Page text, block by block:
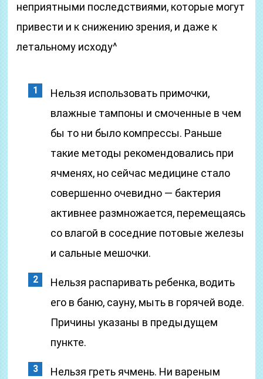
неприятными последствиями, которые могут
привести и к снижению зрения, и даже к
летальному исходу^
Нельзя использовать примочки,
влажные тампоны и смоченные в чем
бы то ни было компрессы. Раньше
такие методы рекомендовались при
ячменях, но сейчас медицине стало
совершенно очевидно — бактерия
активнее размножается, перемещаясь
со влагой в соседние потовые железы
и сальные мешочки.
Нельзя распаривать ребенка, водить
его в баню, сауну, мыть в горячей воде.
Причины указаны в предыдущем
пункте.
Нельзя греть ячмень. Ни вареным